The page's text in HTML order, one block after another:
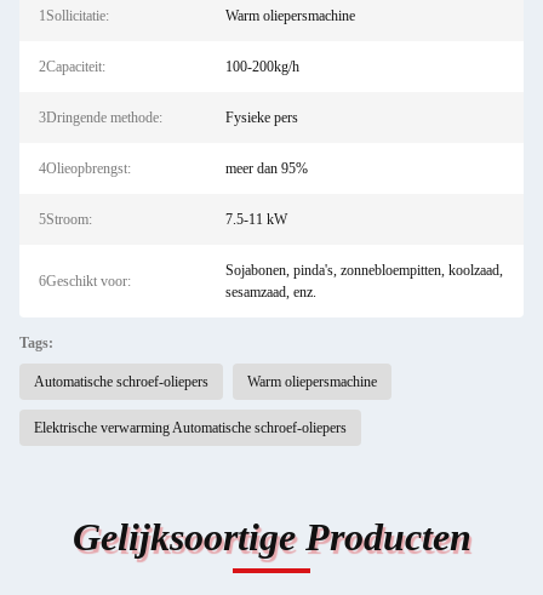
1Sollicitatie: Warm oliepersmachine
2Capaciteit: 100-200kg/h
3Dringende methode: Fysieke pers
4Olieopbrengst: meer dan 95%
5Stroom: 7.5-11 kW
6Geschikt voor:
Sojabonen, pinda's, zonnebloempitten, koolzaad,
sesamzaad, enz.
Tags:
Automatische schroef-oliepers Warm oliepersmachine
Elektrische verwarming Automatische schroef-oliepers
Gelijksoortige Producten